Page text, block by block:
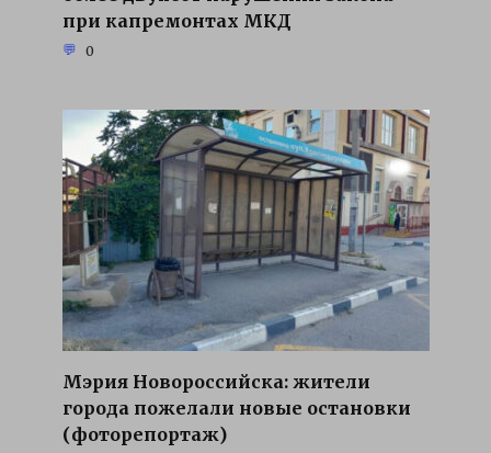
при капремонтах МКД
0
Мэрия Новороссийска: жители
города пожелали новые остановки
(фоторепортаж)